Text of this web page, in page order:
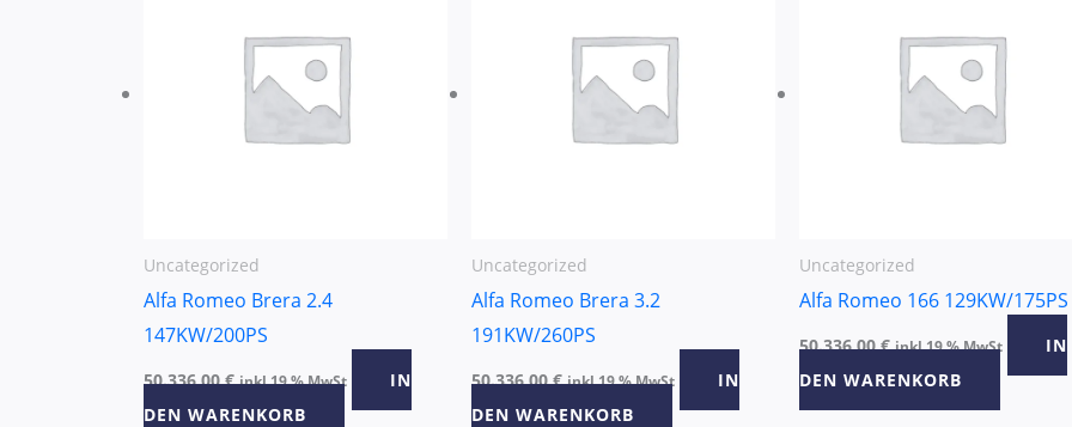
Uncategorized
Alfa Romeo Brera 2.4
147KW/200PS
50.336,00€ inkl 19 % MwSt
IN
DEN WARENKORB
Uncategorized
Alfa Romeo Brera 3.2
191KW/260PS
50.336,00€ inkl 19 % MwSt
IN
DEN WARENKORB
Uncategorized
Alfa Romeo 166 129KW/175PS
50.336,00€ inkl 19 % MwSt
IN
DEN WARENKORB